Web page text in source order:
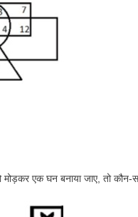
एक घन बनाया जाए, तो कौन-